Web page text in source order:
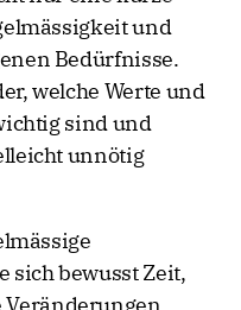
und
Bedürfnisse.
welche Werte und
sind und
unnötig
sich bewusst Zeit,